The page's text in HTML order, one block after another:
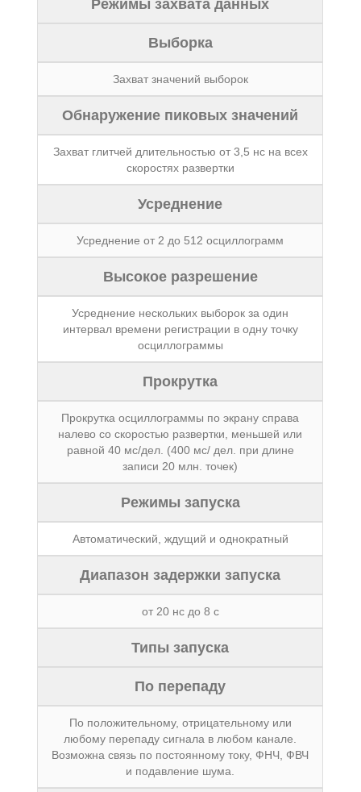
Режимы захвата данных
Выборка
Захват значений выборок
Обнаружение пиковых значений
Захват глитчей длительностью от 3,5 нс на всех
скоростях развертки
Усреднение
Усреднение от 2 до 512 осциллограмм
Высокое разрешение
Усреднение нескольких выборок за один
интервал времени регистрации в одну точку
осциллограммы
Прокрутка
Прокрутка осциллограммы по экрану справа
налево со скоростью развертки, меньшей или
равной 40 мс/дел. (400 мс/ дел. при длине
записи 20 млн. точек)
Режимы запуска
Автоматический, ждущий и однократный
Диапазон задержки запуска
от 20 нс до 8 с
Типы запуска
По перепаду
По положительному, отрицательному или
любому перепаду сигнала в любом канале.
Возможна связь по постоянному току, ФНЧ, ФВЧ
и подавление шума.